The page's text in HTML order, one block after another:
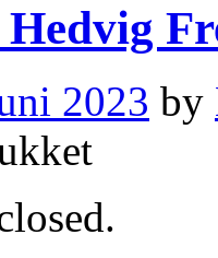
2023 by
Frederiksen